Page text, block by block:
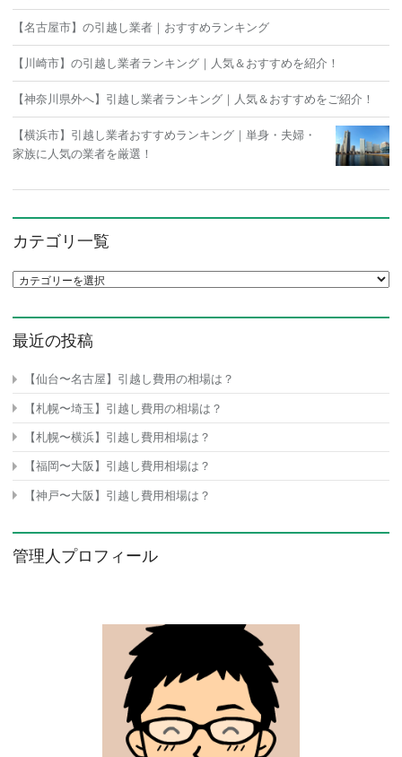
【名古屋市】の引越し業者｜おすすめランキング
【川崎市】の引越し業者ランキング｜人気＆おすすめを紹介！
【神奈川県外へ】引越し業者ランキング｜人気＆おすすめをご紹介！
【横浜市】引越し業者おすすめランキング｜単身・夫婦・
家族に人気の業者を厳選！
カテゴリ一覧
カテゴリ一覧
最近の投稿
【仙台〜名古屋】引越し費用の相場は？
【札幌〜埼玉】引越し費用の相場は？
【札幌〜横浜】引越し費用相場は？
【福岡〜大阪】引越し費用相場は？
【神戸〜大阪】引越し費用相場は？
管理人プロフィール